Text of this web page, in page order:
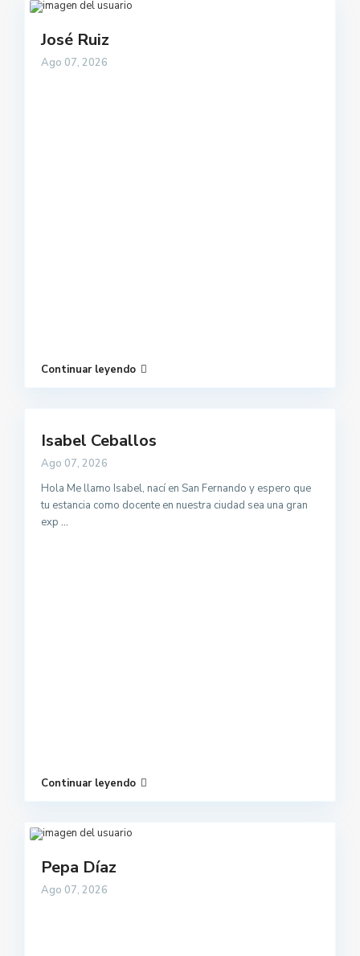
José Ruiz
Ago 07, 2026
Continuar leyendo
Isabel Ceballos
Ago 07, 2026
Hola Me llamo Isabel, nací en San Fernando y espero que
tu estancia como docente en nuestra ciudad sea una gran
exp ...
Continuar leyendo
Pepa Díaz
Ago 07, 2026